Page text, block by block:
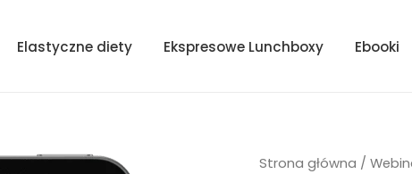
Elastyczne diety Ekspresowe Lunchboxy Ebooki
Strona główna /